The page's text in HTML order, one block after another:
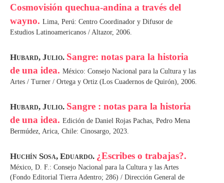
Cosmovisión quechua-andina a través del
wayno. Lima, Perú: Centro Coordinador y Difusor de
Estudios Latinoamericanos / Altazor, 2006.
Hubard, Julio. Sangre: notas para la historia
de una idea. México: Consejo Nacional para la Cultura y las
Artes / Turner / Ortega y Ortiz (Los Cuadernos de Quirón), 2006.
Hubard, Julio. Sangre : notas para la historia
de una idea. Edición de Daniel Rojas Pachas, Pedro Mena
Bermúdez, Arica, Chile: Cinosargo, 2023.
Huchín Sosa, Eduardo. ¿Escribes o trabajas?.
México, D. F.: Consejo Nacional para la Cultura y las Artes
(Fondo Editorial Tierra Adentro; 286) / Dirección General de